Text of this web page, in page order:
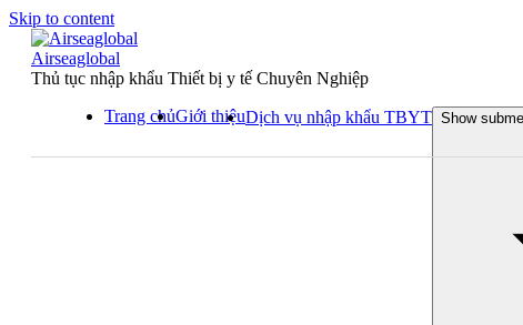
Skip to content
Airseaglobal
Thủ tục nhập khẩu Thiết bị y tế Chuyên Nghiệp
Trang chủGiới thiệuDịch vụ nhập khẩu TBYT Show